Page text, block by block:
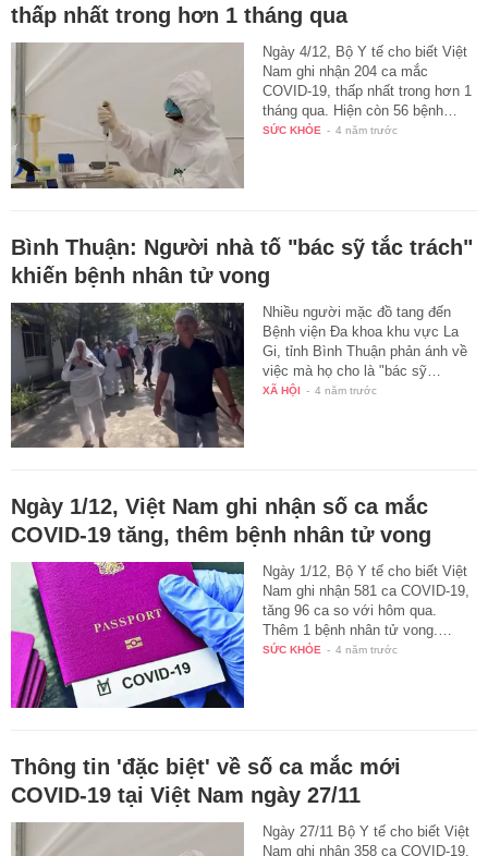
thấp nhất trong hơn 1 tháng qua
Ngày 4/12, Bộ Y tế cho biết Việt
Nam ghi nhận 204 ca mắc
COVID-19, thấp nhất trong hơn 1
tháng qua. Hiện còn 56 bệnh…
SỨC KHỎE - 4 năm trước
Bình Thuận: Người nhà tố "bác sỹ tắc trách"
khiến bệnh nhân tử vong
Nhiều người mặc đồ tang đến
Bệnh viện Đa khoa khu vực La
Gi, tỉnh Bình Thuận phản ánh về
việc mà họ cho là "bác sỹ…
XÃ HỘI - 4 năm trước
Ngày 1/12, Việt Nam ghi nhận số ca mắc
COVID-19 tăng, thêm bệnh nhân tử vong
Ngày 1/12, Bộ Y tế cho biết Việt
Nam ghi nhận 581 ca COVID-19,
tăng 96 ca so với hôm qua.
Thêm 1 bệnh nhân tử vong.…
SỨC KHỎE - 4 năm trước
Thông tin 'đặc biệt' về số ca mắc mới
COVID-19 tại Việt Nam ngày 27/11
Ngày 27/11 Bộ Y tế cho biết Việt
Nam ghi nhận 358 ca COVID-19,